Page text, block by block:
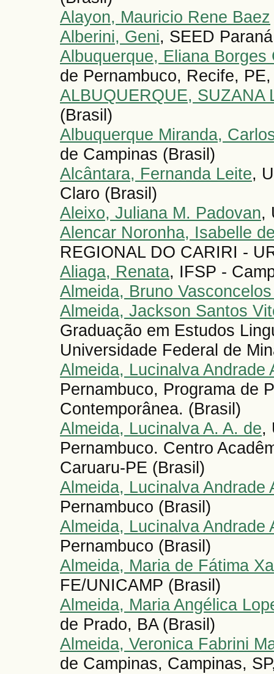
Alayon, Mauricio Rene Baez
Alberini, Geni, SEED
Albuquerque, Eliana Borges
de Pernambuco, Recife,
ALBUQUERQUE, SUZANA
(Brasil)
Albuquerque Miranda,
de Campinas (Brasil)
Alcântara, Fernanda Leite,
Claro (Brasil)
Aleixo, Juliana M. Padovan,
Alencar Noronha, Isabelle
REGIONAL DO CARIRI -
Aliaga, Renata, IFSP -
Almeida, Bruno
Almeida, Jackson Santos
Graduação em Estudos
Universidade Federal de
Almeida, Lucinalva Andrade
Pernambuco, Programa de
Contemporânea. (Brasil)
Almeida, Lucinalva A. A. de,
Pernambuco. Centro
Caruaru-PE (Brasil)
Almeida, Lucinalva Andrade
Pernambuco (Brasil)
Almeida, Lucinalva Andrade
Pernambuco (Brasil)
Almeida, Maria de Fátima
FE/UNICAMP (Brasil)
Almeida, Maria Angélica
de Prado, BA (Brasil)
Almeida, Veronica Fabrini
de Campinas, Campinas,